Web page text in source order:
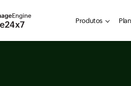
Produtos